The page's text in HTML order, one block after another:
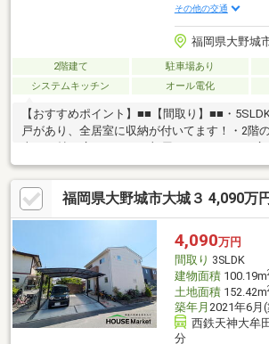
その他の交通
福岡県大野城
2階建て 駐車場あり
システムキッチン
オール電化
【おすすめポイント】■■【間取り】■■・
戸があり、全居室に収納が付いてます！・2階
上！12帖の広さがあるお部屋もあります。・広
家族共有の収納場所として大変役立ちます◎・
たり・通風良好です！■■【リフォーム内容】
ン・お風呂・トイレ・洗面台・内装：フロアタ
リーニング・建具交換■■【周辺環境・その他
く、お子様の通学に安心のエリア・駐車場3台
をご希望のお客様は、ご希望のお日にちをご連
福岡県大野城市大城３ 4,090万
4,090万円
間取り 3SLDK
建物面積100.19m
土地面積152.42m
築年月 2021年6月
西鉄天神大牟
分